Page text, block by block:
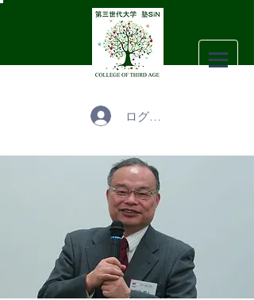
ログイン